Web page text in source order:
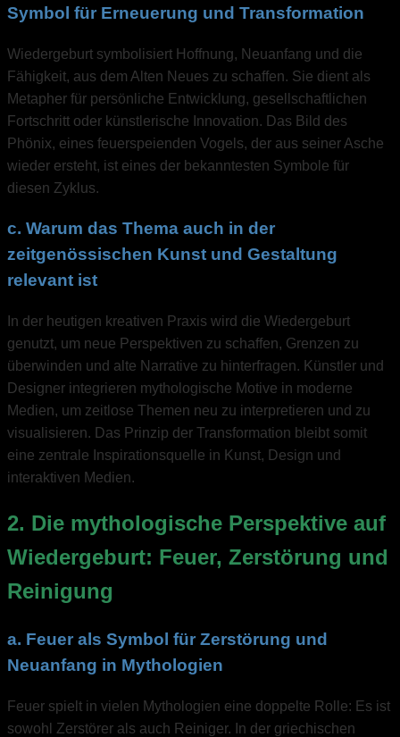
Symbol für Erneuerung und Transformation
Wiedergeburt symbolisiert Hoffnung, Neuanfang und die
Fähigkeit, aus dem Alten Neues zu schaffen. Sie dient als
Metapher für persönliche Entwicklung, gesellschaftlichen
Fortschritt oder künstlerische Innovation. Das Bild des
Phönix, eines feuerspeienden Vogels, der aus seiner Asche
wieder ersteht, ist eines der bekanntesten Symbole für
diesen Zyklus.
c. Warum das Thema auch in der
zeitgenössischen Kunst und Gestaltung
relevant ist
In der heutigen kreativen Praxis wird die Wiedergeburt
genutzt, um neue Perspektiven zu schaffen, Grenzen zu
überwinden und alte Narrative zu hinterfragen. Künstler und
Designer integrieren mythologische Motive in moderne
Medien, um zeitlose Themen neu zu interpretieren und zu
visualisieren. Das Prinzip der Transformation bleibt somit
eine zentrale Inspirationsquelle in Kunst, Design und
interaktiven Medien.
2. Die mythologische Perspektive auf
Wiedergeburt: Feuer, Zerstörung und
Reinigung
a. Feuer als Symbol für Zerstörung und
Neuanfang in Mythologien
Feuer spielt in vielen Mythologien eine doppelte Rolle: Es ist
sowohl Zerstörer als auch Reiniger. In der griechischen